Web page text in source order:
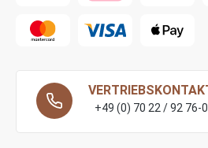
+49 (0) 70 22 / 92 76-0